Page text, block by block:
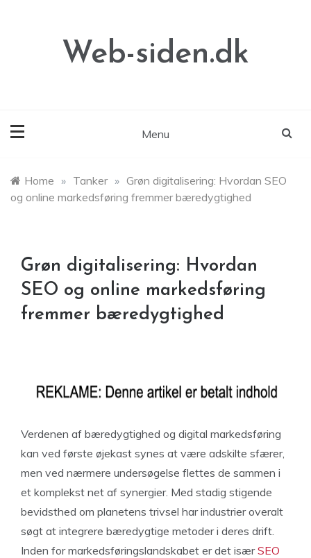
Web-siden.dk
Menu
Home » Tanker » Grøn digitalisering: Hvordan SEO
og online markedsføring fremmer bæredygtighed
Grøn digitalisering: Hvordan
SEO og online markedsføring
fremmer bæredygtighed
Verdenen af bæredygtighed og digital markedsføring
kan ved første øjekast synes at være adskilte sfærer,
men ved nærmere undersøgelse flettes de sammen i
et komplekst net af synergier. Med stadig stigende
bevidsthed om planetens trivsel har industrier overalt
søgt at integrere bæredygtige metoder i deres drift.
Inden for markedsføringslandskabet er det isærSEO